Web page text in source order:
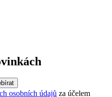
osobních údajů za účelem